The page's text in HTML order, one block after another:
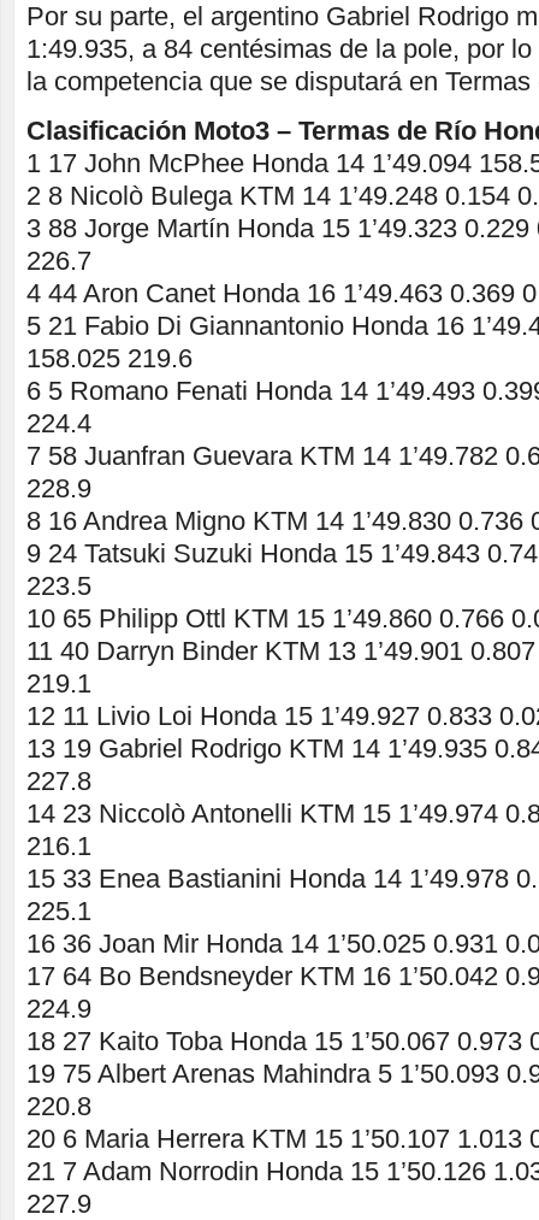
Por su parte, el argentino Gabriel Rodrigo
1:49.935, a 84 centésimas de la pole, por lo
la competencia que se disputará en
Clasificación Moto3 – Termas de Río
1 17 John McPhee Honda 14 1’49.094
2 8 Nicolò Bulega KTM 14 1’49.248 0.154
3 88 Jorge Martín Honda 15 1’49.323
226.7
4 44 Aron Canet Honda 16 1’49.463 0.369
5 21 Fabio Di Giannantonio Honda 16
158.025 219.6
6 5 Romano Fenati Honda 14 1’49.493
224.4
7 58 Juanfran Guevara KTM 14 1’49.782
228.9
8 16 Andrea Migno KTM 14 1’49.830 0.736
9 24 Tatsuki Suzuki Honda 15 1’49.843
223.5
10 65 Philipp Ottl KTM 15 1’49.860 0.766
11 40 Darryn Binder KTM 13 1’49.901
219.1
12 11 Livio Loi Honda 15 1’49.927 0.833
13 19 Gabriel Rodrigo KTM 14 1’49.935
227.8
14 23 Niccolò Antonelli KTM 15 1’49.974
216.1
15 33 Enea Bastianini Honda 14 1’49.978
225.1
16 36 Joan Mir Honda 14 1’50.025 0.931
17 64 Bo Bendsneyder KTM 16 1’50.042
224.9
18 27 Kaito Toba Honda 15 1’50.067 0.973
19 75 Albert Arenas Mahindra 5 1’50.093
220.8
20 6 Maria Herrera KTM 15 1’50.107 1.013
21 7 Adam Norrodin Honda 15 1’50.126
227.9